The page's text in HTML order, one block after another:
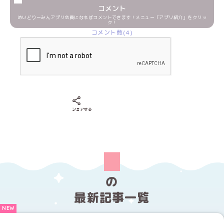
コメント
めいどりーみんアプリ会員になればコメントできます！メニュー「アプリ紹介」をクリッ
ク！
コメント数(4)
シェアする
の
最新記事一覧